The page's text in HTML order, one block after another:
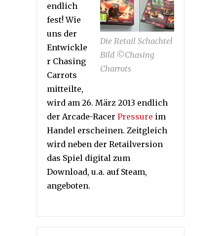
Die Retail Schachtel
Bild ©Chasing
Charrots
endlich
fest! Wie
uns der
Entwickle
r Chasing
Carrots
mitteilte,
wird am 26. März 2013 endlich
der Arcade-Racer Pressure im
Handel erscheinen. Zeitgleich
wird neben der Retailversion
das Spiel digital zum
Download, u.a. auf Steam,
angeboten.